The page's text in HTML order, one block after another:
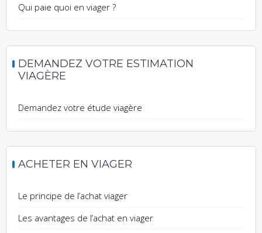
Qui paie quoi en viager ?
DEMANDEZ VOTRE ESTIMATION
VIAGÈRE
Demandez votre étude viagère
ACHETER EN VIAGER
Le principe de l’achat viager
Les avantages de l’achat en viager